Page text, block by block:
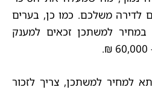
משלכם. כמו כן, בערים
במחיר למשתכן זכאים למענק
למחיר למשתכן, צריך לזכור